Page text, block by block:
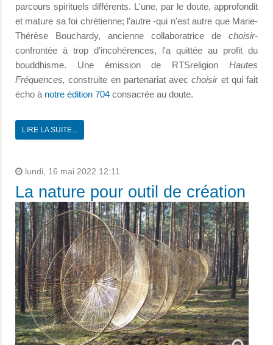
parcours spirituels différents. L'une, par le doute, approfondit
et mature sa foi chrétienne; l'autre -qui n'est autre que Marie-
Thérèse Bouchardy, ancienne collaboratrice de choisir-
confrontée à trop d'incohérences, l'a quittée au profit du
bouddhisme. Une émission de RTSreligion Hautes
Fréquences,construite en partenariat avecchoisiret qui fait
écho à notre édition 704 consacrée au doute.
LIRE LA SUITE...
lundi, 16 mai 2022 12:11
La nature pour outil de création